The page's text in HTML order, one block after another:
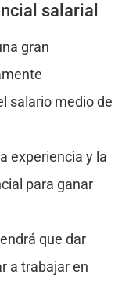
salarial
gran
salario medio de
experiencia y la
para ganar
que dar
a trabajar en